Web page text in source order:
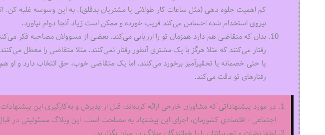
کم اهمیت جلوه دهی (مثل ساعات کار طولانی یا مشتریان بدقلق). به این وسوسه غلبه کن.
نیروی استخدام شده احساس می‌کند فریب خورده و ممکن است زیاد آنجا دوام نیاورد.
بدان که متقاضی هم دارد همزمان تو را ارزیابی می‌کند. بعضی از مسوولان مصاحبه فکر
رفتار می‌کنند که مثلا هرگز با یک مشتری آنطور رفتار نمی‌کنند. مثلا متقاضی را معطل
یا حتی خصمانه یا تحقیرآمیز برخورد می‌کنند. اما یک متقاضی خوب، حق انتخاب دارد و او
رفتارهای تو دقت می‌کند.
در مورد پیشنهاداتی که مشاوران خارجی ارائه کرده‌اند، قبل از پذیرش و به‌کارگیری این
اجتماعی - اقتصادی کشورمان، اجرای این پیشنهاد به مصلحت است. این وبلاگ مسئولیتی در